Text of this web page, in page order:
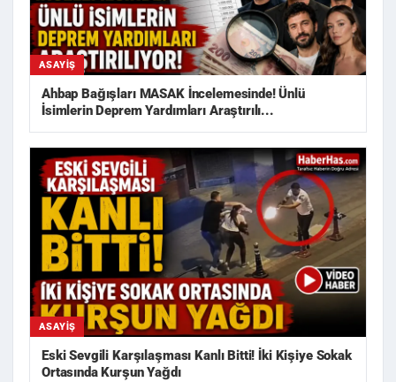
ASAYIŞ
Ahbap Bağışları MASAK İncelemesinde! Ünlü
İsimlerin Deprem Yardımları Araştırılı...
ASAYIŞ
Eski Sevgili Karşılaşması Kanlı Bitti! İki Kişiye Sokak
Ortasında Kurşun Yağdı